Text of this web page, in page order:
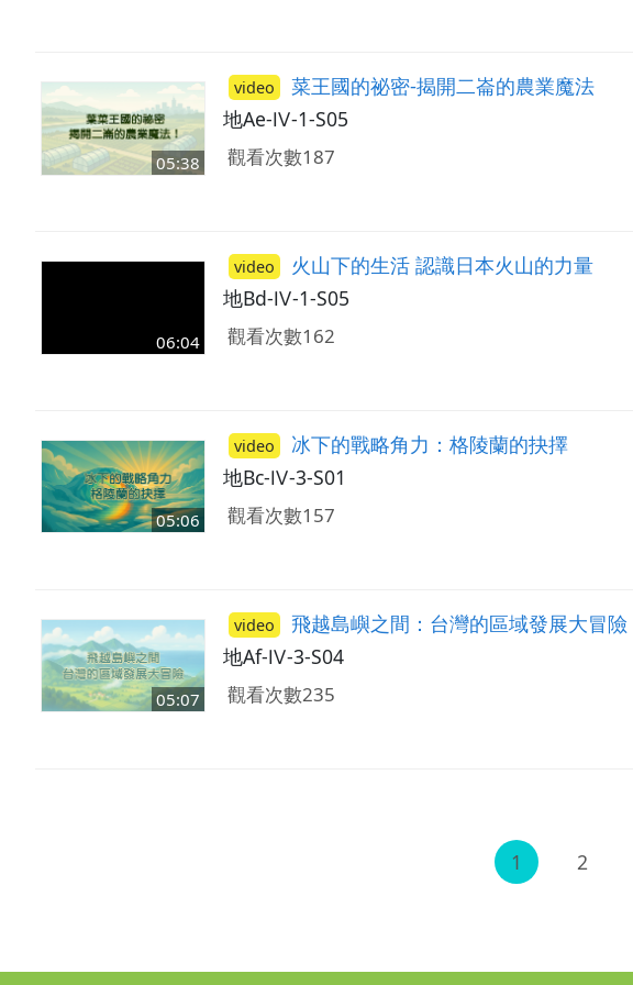
05:38
video 菜王國的祕密-揭開二崙的農業魔法
地Ae-Ⅳ-1-S05
觀看次數187
06:04
video 火山下的生活 認識日本火山的力量
地Bd-Ⅳ-1-S05
觀看次數162
05:06
video 冰下的戰略角力：格陵蘭的抉擇
地Bc-Ⅳ-3-S01
觀看次數157
05:07
video 飛越島嶼之間：台灣的區域發展大冒險
地Af-Ⅳ-3-S04
觀看次數235
1 2